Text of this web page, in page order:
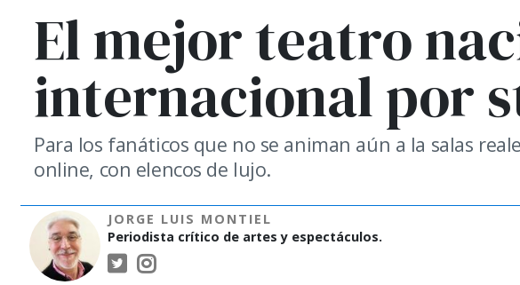
El mejor teatro
internacional por
Para los fanáticos que no se animan aún a la salas
online, con elencos de lujo.
JORGE LUIS MONTIEL
Periodista crítico de artes y espectáculos.